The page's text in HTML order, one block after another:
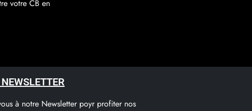
votre CB en
à notre Newsletter poyr profiter nos